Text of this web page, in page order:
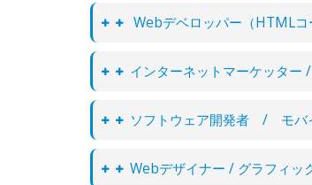
Webデベロッパー（HTMLコ
インターネットマーケッター
ソフトウェア開発者 / モバ
Webデザイナー / グラフィッ